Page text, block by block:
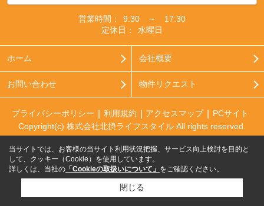
営業時間：
9:30 ～ 17:30
定休日：
水曜日
ホーム 会社概要
お問い合わせ 物件リクエスト
プライバシーポリシー 利用規約 アクセスマップ
PCサイト
Copyright(c) 株式会社北摂ライフスタイル All rights reserved.
当サイトでは、お客様の当サイト利用状況把握、サービス向上検討を目的と
して、クッキー（Cookie）を使用しています。
詳しくは、当社の 「Cookieの取扱いについて」 をご確認ください。
閉じる